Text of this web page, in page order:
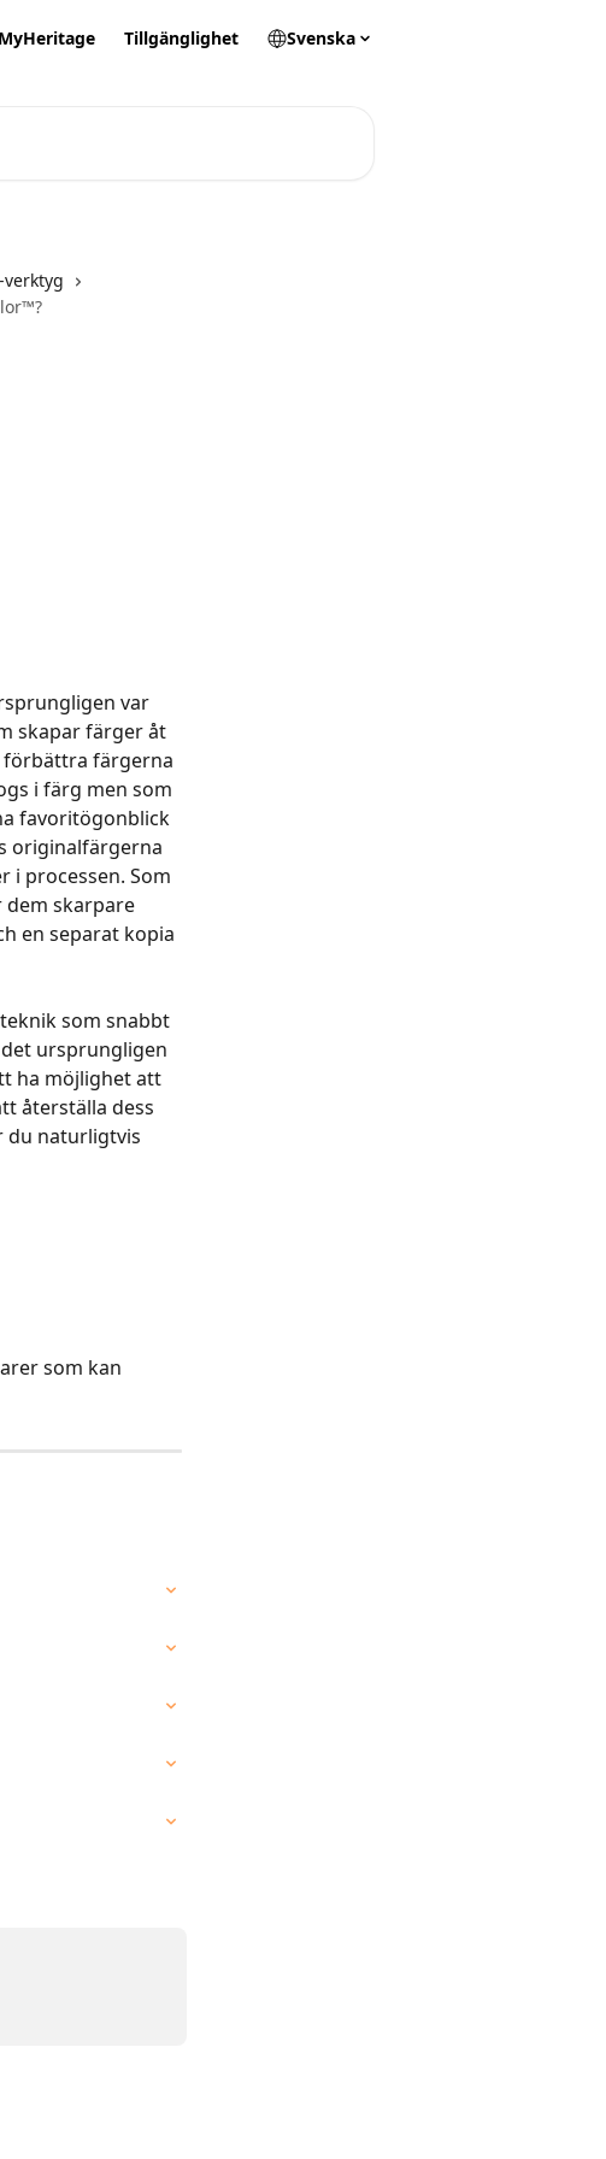
Tillgänglighet Svenska
var
skapar färger åt
färgerna
i färg men som
favoritögonblick
originalfärgerna
i processen. Som
skarpare
en separat kopia
som snabbt
ursprungligen
ha möjlighet att
återställa dess
du naturligtvis
som kan